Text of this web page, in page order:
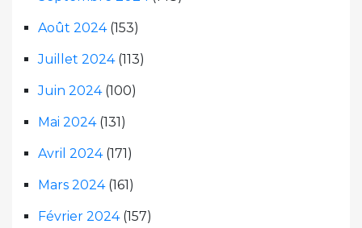
Août 2024(153)
Juillet 2024(113)
Juin 2024(100)
Mai 2024(131)
Avril 2024(171)
Mars 2024(161)
Février 2024(157)